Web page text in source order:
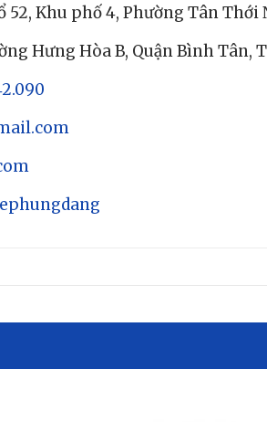
52, Khu phố 4, Phường Tân Thới
Hưng Hòa B, Quận Bình Tân,